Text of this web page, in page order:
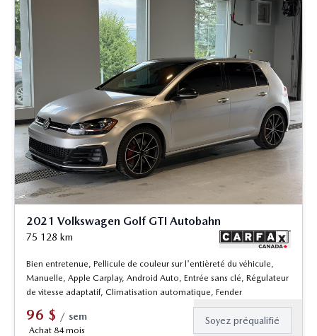
2021 Volkswagen Golf GTI Autobahn
75 128 km
Bien entretenue, Pellicule de couleur sur l'entièreté du véhicule,
Manuelle, Apple Carplay, Android Auto, Entrée sans clé, Régulateur
de vitesse adaptatif, Climatisation automatique, Fender
96 $ / sem
Achat 84 mois
Soyez préqualifié